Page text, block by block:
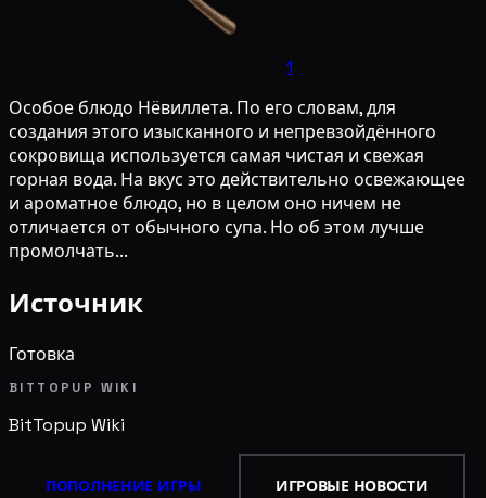
1
Особое блюдо Нёвиллета. По его словам, для
создания этого изысканного и непревзойдённого
сокровища используется самая чистая и свежая
горная вода. На вкус это действительно освежающее
и ароматное блюдо, но в целом оно ничем не
отличается от обычного супа. Но об этом лучше
промолчать...
Источник
Готовка
BITTOPUP WIKI
BitTopup Wiki
ПОПОЛНЕНИЕ ИГРЫ ИГРОВЫЕ НОВОСТИ